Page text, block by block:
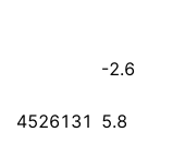
-2.6
4526131 5.8